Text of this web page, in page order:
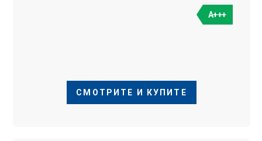
A+++
СМОТРИТЕ И КУПИТЕ